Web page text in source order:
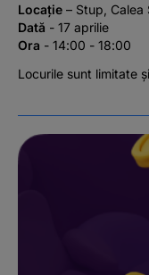
Locație– Stup, Calea
Dată - 17 aprilie
Ora - 14:00 - 18:00
Locurile sunt limitate